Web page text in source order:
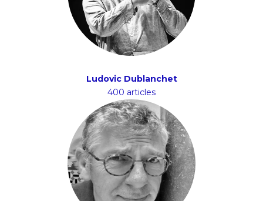
Ludovic Dublanchet
400 articles